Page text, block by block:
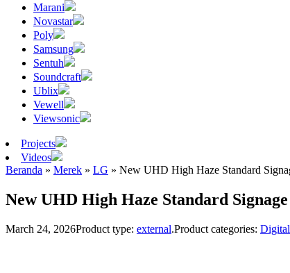
Marani
Novastar
Poly
Samsung
Sentuh
Soundcraft
Ublix
Vewell
Viewsonic
Projects
Videos
Beranda » Merek » LG » New UHD High Haze Standard
New UHD High Haze Standard
March 24, 2026Product type: external.Product categories: